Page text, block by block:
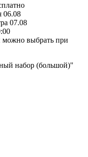
06.08
07.08
можно выбрать при